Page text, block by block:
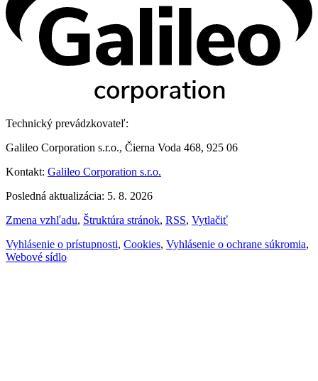
Technický prevádzkovateľ:
Galileo Corporation s.r.o., Čierna Voda 468, 925 06
Kontakt: Galileo Corporation s.r.o.
Posledná aktualizácia: 5. 8. 2026
Zmena vzhľadu, Štruktúra stránok, RSS, Vytlačiť
Vyhlásenie o prístupnosti, Cookies, Vyhlásenie o ochrane súkromia,
Webové sídlo